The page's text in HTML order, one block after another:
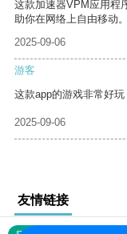
这款加速器VPM应用程
助你在网络上自由移动。
2025-09-06
游客
这款app的游戏非常好玩
2025-09-06
友情链接